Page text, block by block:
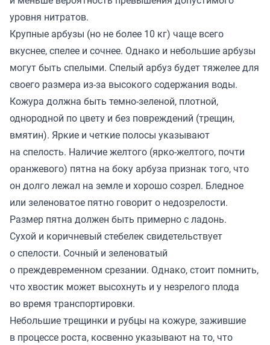
уровня нитратов.
Крупные арбузы (но не более 10 кг) чаще всего
вкуснее, спелее и сочнее. Однако и небольшие арбузы
могут быть спелыми. Спелый арбуз будет тяжелее для
своего размера из-за высокого содержания воды.
Кожура должна быть темно-зеленой, плотной,
однородной по цвету и без повреждений (трещин,
вмятин). Яркие и четкие полосы указывают
на спелость. Наличие желтого (ярко-желтого, почти
оранжевого) пятна на боку арбуза признак того, что
он долго лежал на земле и хорошо созрел. Бледное
или зеленоватое пятно говорит о недозрелости.
Размер пятна должен быть примерно с ладонь.
Сухой и коричневый стебелек свидетельствует
о спелости. Сочный и зеленоватый
о преждевременном срезании. Однако, стоит помнить,
что хвостик может высохнуть и у незрелого плода
во время транспортировки.
Небольшие трещинки и рубцы на кожуре, зажившие
в процессе роста, косвенно указывают на то, что